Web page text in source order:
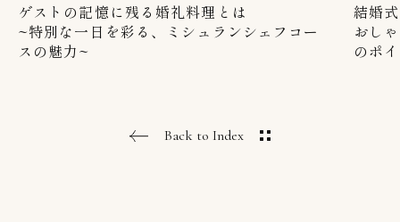
ゲストの記憶に残る婚礼料理とは
~特別な一日を彩る、ミシュランシェフコー
スの魅力~
結婚
おし
のポ
Back to Index